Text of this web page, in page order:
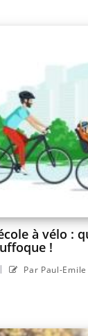
à vélo :
!
| Par Paul-